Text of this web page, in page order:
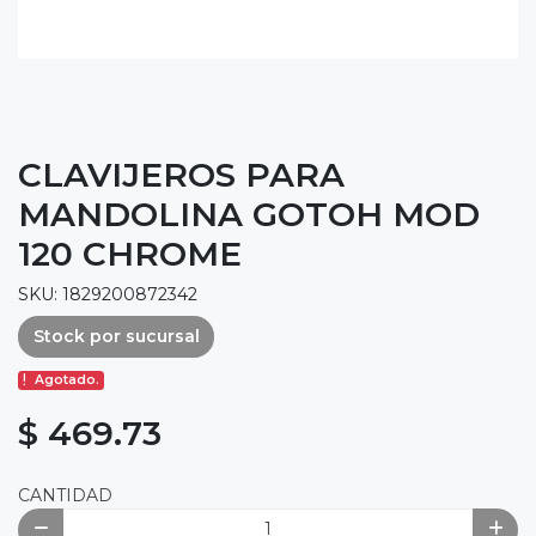
CLAVIJEROS PARA
MANDOLINA GOTOH MOD
120 CHROME
SKU: 1829200872342
Stock por sucursal
Agotado.
$ 469.73
CANTIDAD